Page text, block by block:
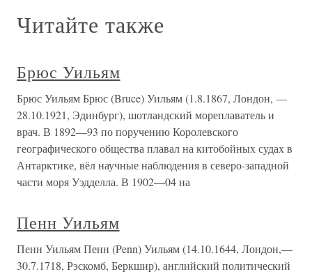
Читайте также
Брюс Уильям
Брюс Уильям Брюс (Bruce) Уильям (1.8.1867, Лондон, —
28.10.1921, Эдинбург), шотландский мореплаватель и
врач. В 1892—93 по поручению Королевского
географического общества плавал на китобойных судах в
Антарктике, вёл научные наблюдения в северо-западной
части моря Уэдделла. В 1902—04 на
Пенн Уильям
Пенн Уильям Пенн (Penn) Уильям (14.10.1644, Лондон,—
30.7.1718, Рэскомб, Беркшир), английский политический